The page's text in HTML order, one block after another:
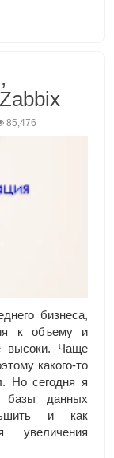
85,476
бизнеса,
к объему и
высоки. Чаще
какого-то
Но сегодня я
базы данных
и как
увеличения